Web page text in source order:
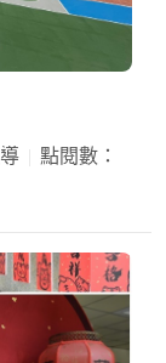
點閱數：